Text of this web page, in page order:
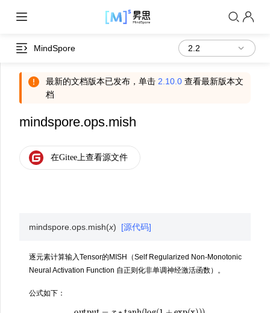
MindSpore
最新的文档版本已发布，单击 2.10.0 查看最新版本文
档
mindspore.ops.mish
mindspore.ops. mish(x) [源代码]
逐元素计算输入Tensor的MISH（Self Regularized Non-Monotonic
Neural Activation Function 自正则化非单调神经激活函数）。
公式如下：
output x∗ tanh(log(1 exp(x)))